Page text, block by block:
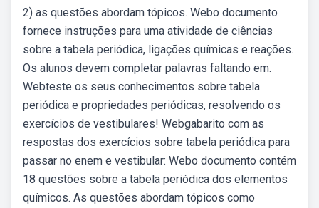
2) as questões abordam tópicos. Webo documento
fornece instruções para uma atividade de ciências
sobre a tabela periódica, ligações químicas e reações.
Os alunos devem completar palavras faltando em.
Webteste os seus conhecimentos sobre tabela
periódica e propriedades periódicas, resolvendo os
exercícios de vestibulares! Webgabarito com as
respostas dos exercícios sobre tabela periódica para
passar no enem e vestibular: Webo documento contém
18 questões sobre a tabela periódica dos elementos
químicos. As questões abordam tópicos como